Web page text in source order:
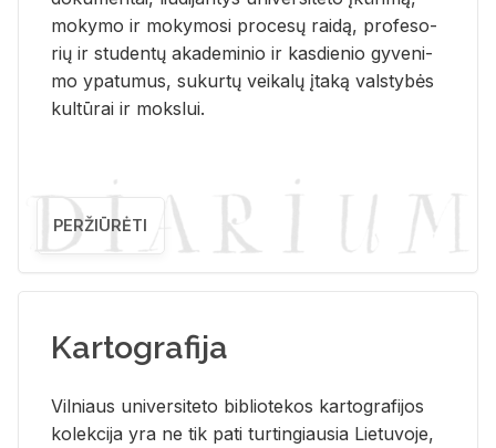
mo­ky­mo ir mo­ky­mo­si pro­ce­sų rai­dą, pro­fe­so­
rių ir stu­den­tų aka­de­mi­nio ir kas­die­nio gy­ve­ni­
mo ypa­tu­mus, su­kur­tų vei­ka­lų įta­ką vals­ty­bės
kul­tū­rai ir moks­lui.
PERŽIŪRĖTI
Kartografija
Vil­niaus uni­ver­si­te­to bi­b­lio­te­kos kar­to­gra­fi­jos
ko­lek­ci­ja yra ne tik pati tur­tin­giau­sia Lie­tu­vo­je,